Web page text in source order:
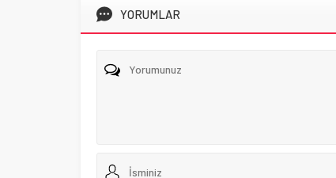
YORUMLAR